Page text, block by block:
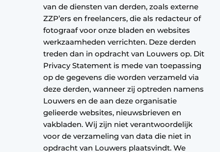
van de diensten van derden, zoals externe
ZZP’ers en freelancers, die als redacteur of
fotograaf voor onze bladen en websites
werkzaamheden verrichten. Deze derden
treden dan in opdracht van Louwers op. Dit
Privacy Statement is mede van toepassing
op de gegevens die worden verzameld via
deze derden, wanneer zij optreden namens
Louwers en de aan deze organisatie
gelieerde websites, nieuwsbrieven en
vakbladen. Wij zijn niet verantwoordelijk
voor de verzameling van data die niet in
opdracht van Louwers plaatsvindt. We